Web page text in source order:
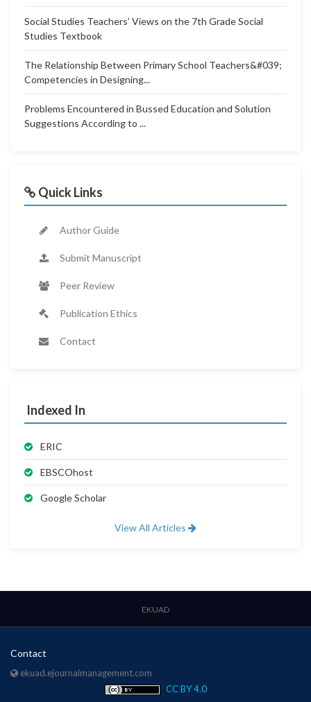
Social Studies Teachers’ Views on the 7th Grade Social
Studies Textbook
The Relationship Between Primary School Teachers&#039;
Competencies in Designing...
Problems Encountered in Bussed Education and Solution
Suggestions According to ...
Quick Links
Author Guide
Submit Manuscript
Peer Review
Publication Ethics
Contact
Indexed In
ERIC
EBSCOhost
Google Scholar
View All Articles
EKUAD
Contact
ekuad.ejournalmanagement.com
CC BY 4.0